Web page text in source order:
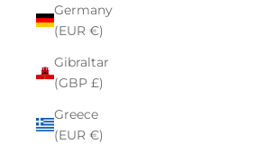
Germany
(EUR €)
Gibraltar
(GBP £)
Greece
(EUR €)